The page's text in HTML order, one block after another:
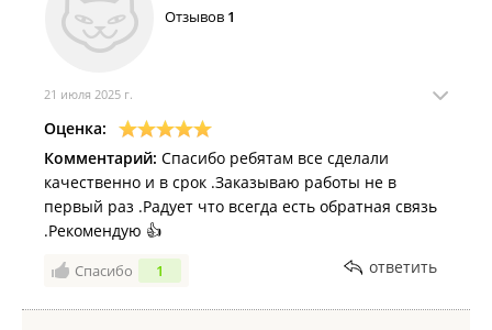
Отзывов 1
21 июля 2025 г.
Оценка:
Комментарий: Спасибо ребятам все сделали
качественно и в срок .Заказываю работы не в
первый раз .Радует что всегда есть обратная связь
.Рекомендую 👍
Спасибо 1 ответить